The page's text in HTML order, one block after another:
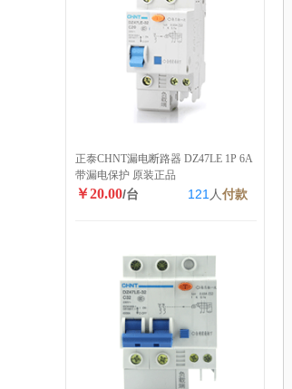
正泰CHNT漏电断路器 DZ47LE 1P 6A
带漏电保护 原装正品
￥20.00/台 121 人付款